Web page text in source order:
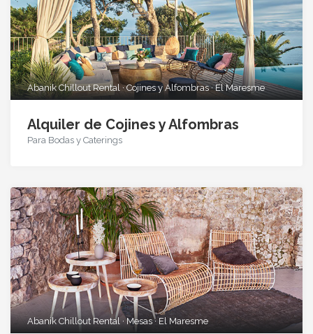
Abanik Chillout Rental · Cojines y Alfombras · El Maresme
Alquiler de Cojines y Alfombras
Para Bodas y Caterings
Abanik Chillout Rental · Mesas · El Maresme